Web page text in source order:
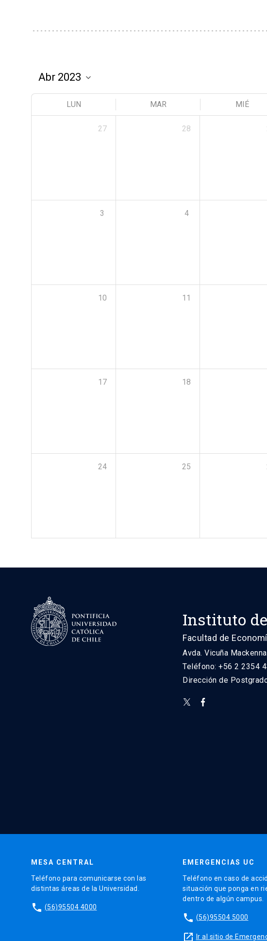
LUN MAR MIÉ
27 28
3 4
10 11
17 18
24 25
Instituto
Facultad de
Avda. Vicuña
Teléfono: +56 2 2354
Dirección de
MESA CENTRAL
Teléfono para comunicarse con las
distintas áreas de la Universidad.
phone (56)95504 4000
EMERGENCIAS UC
Teléfono en caso de
situación que ponga en
dentro de algún campus.
phone (56)95504 5000
launch Ir al sitio de